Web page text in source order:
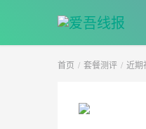
首页 套餐测评 近期